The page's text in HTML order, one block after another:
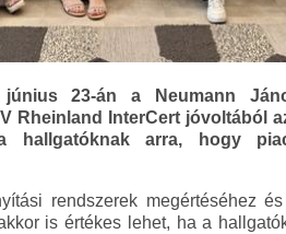
23-án a Neumann
Rheinland InterCert jóvoltából
arra, hogy
rendszerek megértéséhez
is értékes lehet, ha a